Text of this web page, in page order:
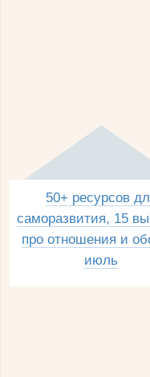
50+ ресурсов
саморазвития, 15
про отношения и
июль